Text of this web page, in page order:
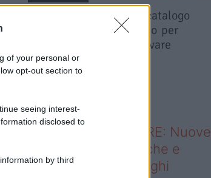
of your personal or
opt-out section to
seeing interest-
disclosed to
by third
Leroy Merlin fai da te catalogo
2026: tutto il necessario per
creare, riparare e rinnovare
MODERNO ABITARE: Nuove
abitudini domestiche e
dinamismo dei luoghi